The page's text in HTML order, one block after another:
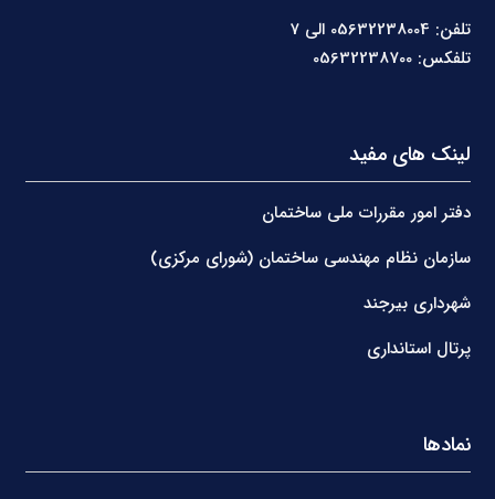
تلفن: 05632238004 الی 7
تلفکس: 05632238700
لینک های مفید
دفتر امور مقررات ملی ساختمان
سازمان نظام مهندسی ساختمان (شورای مرکزی)
شهرداری بیرجند
پرتال استانداری
نمادها